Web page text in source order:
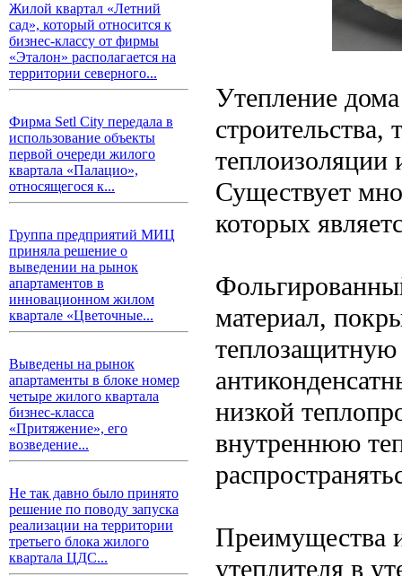
Жилой квартал «Летний
сад», который относится к
бизнес-классу от фирмы
«Эталон» располагается на
территории северного...
Фирма Setl City передала в
использование объекты
первой очереди жилого
квартала «Палацио»,
относящегося к...
Группа предприятий МИЦ
приняла решение о
выведении на рынок
апартаментов в
инновационном жилом
квартале «Цветочные...
Выведены на рынок
апартаменты в блоке номер
четыре жилого квартала
бизнес-класса
«Притяжение», его
возведение...
Не так давно было принято
решение по поводу запуска
реализации на территории
третьего блока жилого
квартала ЦДС...
Утепление
теплоизоляции
Существует
которых
материал,
низкой
внутреннюю
Преимущества
утеплителя в